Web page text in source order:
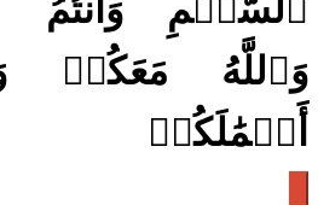
ٱلسَّلۡمِ
وَٱللَّهُ مَعَكُمۡ
أَعۡمَٰلَكُمۡ